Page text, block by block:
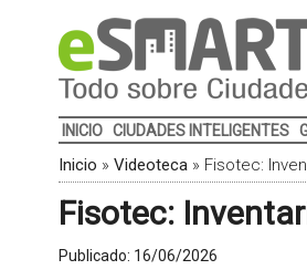
INICIO CIUDADES INTELIGENTES
Inicio » Videoteca» Fisotec:
Fisotec:
Publicado: 16/06/2026